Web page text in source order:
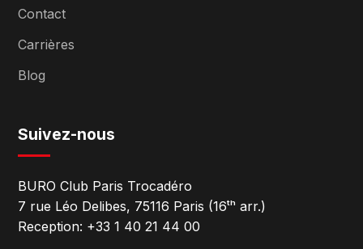
Contact
Carrières
Blog
Suivez-nous
BURO Club Paris Trocadéro
7 rue Léo Delibes, 75116 Paris (16ᵗʰ arr.)
Reception: +33 1 40 21 44 00